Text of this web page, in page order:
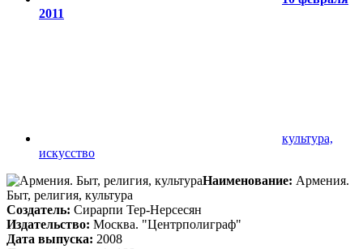
2011
культура,
искусство
Наименование: Армения.
Быт, религия, культура
Создатель: Сирарпи Тер-Нерсесян
Издательство: Москва. "Центрполиграф"
Дата выпуска: 2008